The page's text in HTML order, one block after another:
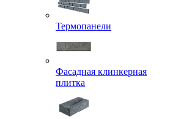
Термопанели
Фасадная клинкерная
плитка